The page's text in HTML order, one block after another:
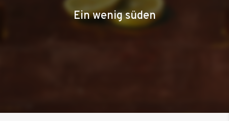
Ein wenig süden